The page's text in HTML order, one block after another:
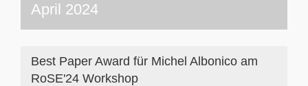
April 2024
Best Paper Award für Michel Albonico am
RoSE'24 Workshop